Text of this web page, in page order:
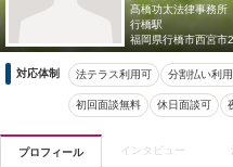
髙橋功太法律事務所
行橋駅
福岡県行橋市西宮市
対応体制 法テラス利用可 分割払い利
初回面談無料 休日面談可
プロフィール インタビュー